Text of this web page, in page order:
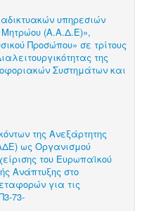
υπηρεσιών
Μητρώου (Α.Α.Δ.Ε)»,
Προσώπου» σε τρίτους
της
Συστημάτων και
της Ανεξάρτητης
ως Οργανισμού
του Ευρωπαϊκού
Ανάπτυξης στο
για τις
73-